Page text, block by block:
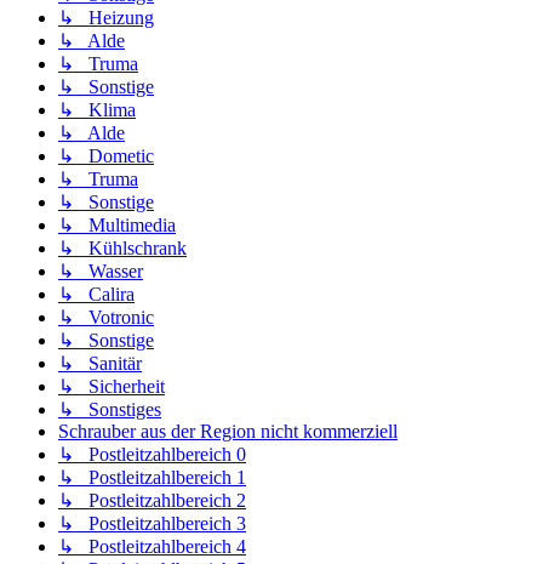
↳ Heizung
↳ Alde
↳ Truma
↳ Sonstige
↳ Klima
↳ Alde
↳ Dometic
↳ Truma
↳ Sonstige
↳ Multimedia
↳ Kühlschrank
↳ Wasser
↳ Calira
↳ Votronic
↳ Sonstige
↳ Sanitär
↳ Sicherheit
↳ Sonstiges
Schrauber aus der Region nicht kommerziell
↳ Postleitzahlbereich 0
↳ Postleitzahlbereich 1
↳ Postleitzahlbereich 2
↳ Postleitzahlbereich 3
↳ Postleitzahlbereich 4